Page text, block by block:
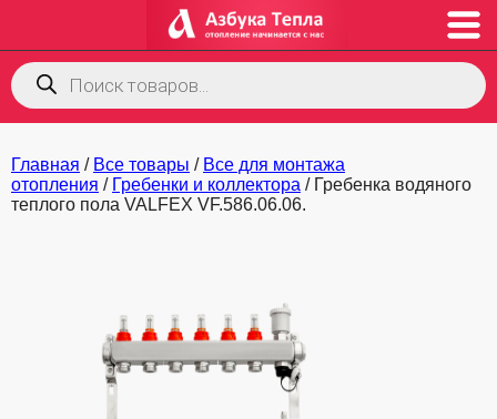
Поиск
товаров
Главная / Все товары / Все для монтажа
отопления / Гребенки и коллектора / Гребенка водяного
теплого пола VALFEX VF.586.06.06.